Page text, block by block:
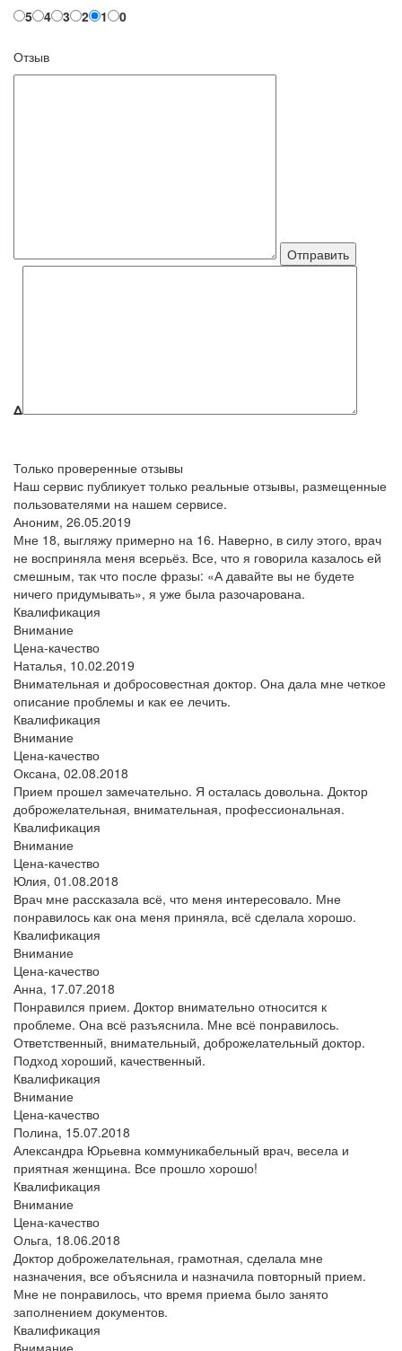
5 4 3 2 1 0
Отзыв
Δ
Только проверенные отзывы
Наш сервис публикует только реальные отзывы, размещенные
пользователями на нашем сервисе.
Аноним, 26.05.2019
Мне 18, выгляжу примерно на 16. Наверно, в силу этого, врач
не восприняла меня всерьёз. Все, что я говорила казалось ей
смешным, так что после фразы: «А давайте вы не будете
ничего придумывать», я уже была разочарована.
Квалификация
Внимание
Цена-качество
Наталья, 10.02.2019
Внимательная и добросовестная доктор. Она дала мне четкое
описание проблемы и как ее лечить.
Квалификация
Внимание
Цена-качество
Оксана, 02.08.2018
Прием прошел замечательно. Я осталась довольна. Доктор
доброжелательная, внимательная, профессиональная.
Квалификация
Внимание
Цена-качество
Юлия, 01.08.2018
Врач мне рассказала всё, что меня интересовало. Мне
понравилось как она меня приняла, всё сделала хорошо.
Квалификация
Внимание
Цена-качество
Анна, 17.07.2018
Понравился прием. Доктор внимательно относится к
проблеме. Она всё разъяснила. Мне всё понравилось.
Ответственный, внимательный, доброжелательный доктор.
Подход хороший, качественный.
Квалификация
Внимание
Цена-качество
Полина, 15.07.2018
Александра Юрьевна коммуникабельный врач, весела и
приятная женщина. Все прошло хорошо!
Квалификация
Внимание
Цена-качество
Ольга, 18.06.2018
Доктор доброжелательная, грамотная, сделала мне
назначения, все объяснила и назначила повторный прием.
Мне не понравилось, что время приема было занято
заполнением документов.
Квалификация
Внимание